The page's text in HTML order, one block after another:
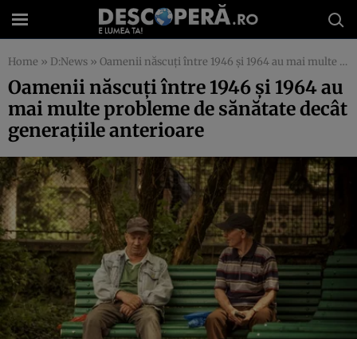
Home » D:News » Oamenii născuți între 1946 și 1964 au mai multe probleme de sănătate decât generațiile anterioare
Oamenii născuți între 1946 și 1964 au
mai multe probleme de sănătate decât
generațiile anterioare